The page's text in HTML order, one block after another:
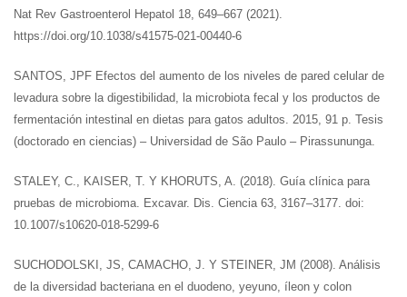
Nat Rev Gastroenterol Hepatol 18, 649–667 (2021).
https://doi.org/10.1038/s41575-021-00440-6
SANTOS, JPF Efectos del aumento de los niveles de pared celular de
levadura sobre la digestibilidad, la microbiota fecal y los productos de
fermentación intestinal en dietas para gatos adultos. 2015, 91 p. Tesis
(doctorado en ciencias) – Universidad de São Paulo – Pirassununga.
STALEY, C., KAISER, T. Y KHORUTS, A. (2018). Guía clínica para
pruebas de microbioma. Excavar. Dis. Ciencia 63, 3167–3177. doi:
10.1007/s10620-018-5299-6
SUCHODOLSKI, JS, CAMACHO, J. Y STEINER, JM (2008). Análisis
de la diversidad bacteriana en el duodeno, yeyuno, íleon y colon